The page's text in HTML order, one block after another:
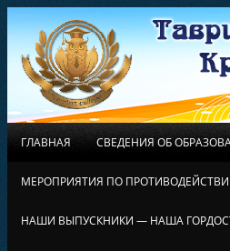
ГЛАВНАЯ СВЕДЕНИЯ ОБ
МЕРОПРИЯТИЯ ПО
НАШИ ВЫПУСКНИКИ — НАША